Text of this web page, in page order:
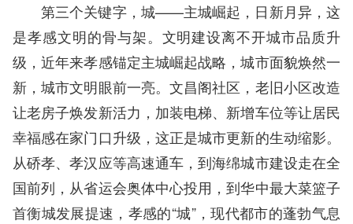
第三个关键字，城——主城崛起，日新月异，这
是孝感文明的骨与架。文明建设离不开城市品质升
级，近年来孝感锚定主城崛起战略，城市面貌焕然一
新，城市文明眼前一亮。文昌阁社区，老旧小区改造
让老房子焕发新活力，加装电梯、新增车位等让居民
幸福感在家门口升级，这正是城市更新的生动缩影。
从硚孝、孝汉应等高速通车，到海绵城市建设走在全
国前列，从省运会奥体中心投用，到华中最大菜篮子
首衡城发展提速，孝感的“城”，现代都市的蓬勃气息